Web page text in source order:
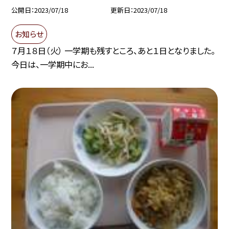
公開日 2023/07/18 更新日 2023/07/18
お知らせ
７月１８日（火） 一学期も残すところ、あと１日となりました。
今日は、一学期中にお...